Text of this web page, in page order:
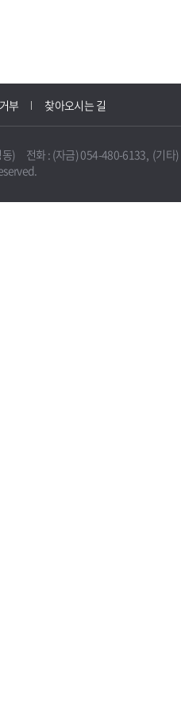
부 찾아오시는 길
동) 전화 : (자금) 054-480-6133, (기타